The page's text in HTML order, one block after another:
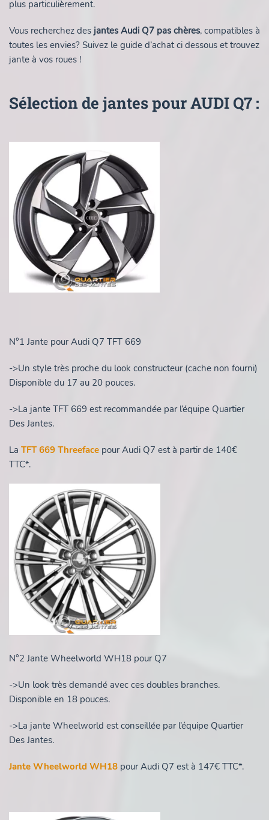
plus particulièrement.
Vous recherchez des jantes Audi Q7 pas chères, compatibles à
toutes les envies? Suivez le guide d’achat ci dessous et trouvez
jante à vos roues !
Sélection de jantes pour AUDI Q7 :
N°1 Jante pour Audi Q7 TFT 669
->Un style très proche du look constructeur (cache non fourni)
Disponible du 17 au 20 pouces.
->La jante TFT 669 est recommandée par l’équipe Quartier
Des Jantes.
La TFT 669 Threeface pour Audi Q7 est à partir de 140€
TTC*.
N°2 Jante Wheelworld WH18 pour Q7
->Un look très demandé avec ces doubles branches.
Disponible en 18 pouces.
->La jante Wheelworld est conseillée par l’équipe Quartier
Des Jantes.
Jante Wheelworld WH18 pour Audi Q7 est à 147€ TTC*.